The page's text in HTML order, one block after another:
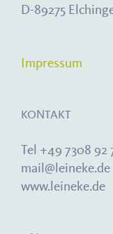
D-89275
Impressum
KONTAKT
Tel +49 7308 92
mail@leineke.de
www.leineke.de